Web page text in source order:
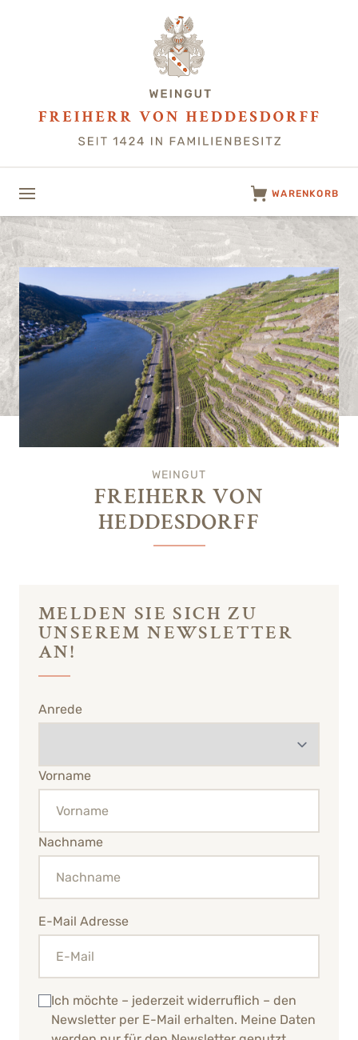
WARENKORB
WEINGUT
FREIHERR VON
HEDDESDORFF
MELDEN SIE SICH ZU
UNSEREM NEWSLETTER
AN!
Anrede
Vorname
Nachname
E-Mail Adresse
Ich möchte – jederzeit widerruflich – den
Newsletter per E-Mail erhalten. Meine Daten